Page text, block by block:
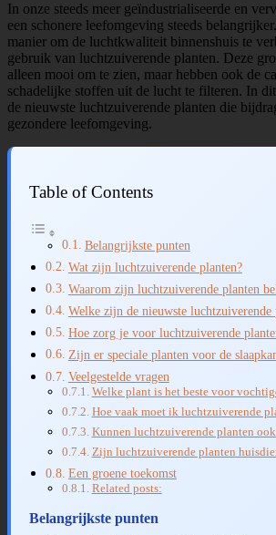
In onze steeds meer geïndustrialiseerde en
een schonere leefomgeving steeds
manier om de luchtkwaliteit binnenshuis te
gebruik van luchtzuiverende planten. Deze
alleen mooi om te zien, maar hebben ook de
schadelijke stoffen uit de lucht te filteren. In
de nieuwste luchtzuiverende planten die
gezondere leefomgeving.
Table of Contents
Belangrijkste punten
Wat zijn luchtzuiverende planten?
Waarom zijn luchtzuiverende planten
Welke zijn de nieuwste luchtzuiverende
Hoe zorg je voor luchtzuiverende
Zijn er speciale planten voor de
Veelgestelde vragen
Welke plant is het beste voor
Hoe vaak moet ik luchtzuiverende
Kunnen luchtzuiverende planten
Zijn luchtzuiverende planten
Een groene toekomst
Related posts:
Belangrijkste punten